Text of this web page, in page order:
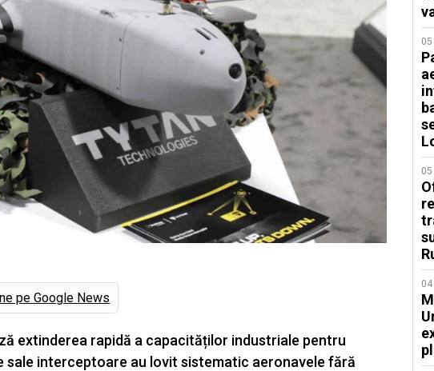
pe Google News
extinderea rapidă a capacităților industriale pentru
interceptoare au lovit sistematic aeronavele fără
05
05
04